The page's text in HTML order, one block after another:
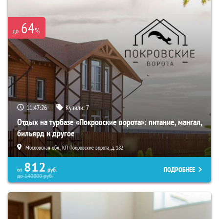
до 64%
11:47:25 Купили:7
Отдых на турбазе «Покровские ворота»: питание, мангал,
бильярд и другое
Московская обл., КП Покровские ворота, д. 182
от 812 руб.
до140800руб.
ПОДРОБНЕЕ